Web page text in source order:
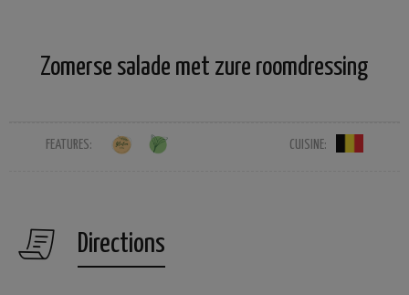
Zomerse salade met zure roomdressing
FEATURES: CUISINE:
Directions